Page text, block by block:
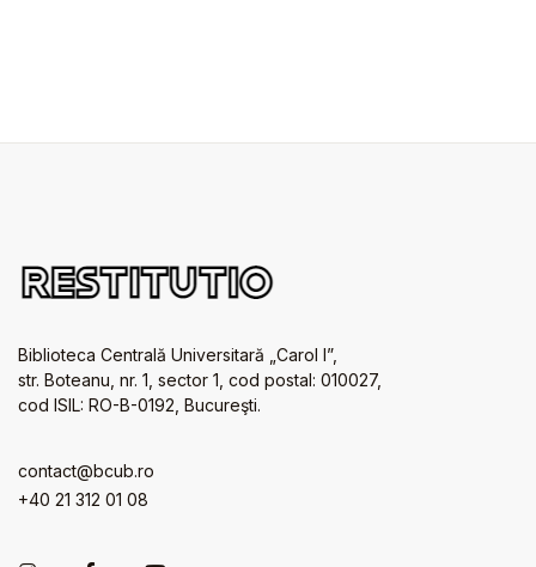
Biblioteca Centrală Universitară „Carol I”,
str. Boteanu, nr. 1, sector 1, cod postal: 010027,
cod ISIL: RO-B-0192, Bucureşti.
contact@bcub.ro
+40 21 312 01 08